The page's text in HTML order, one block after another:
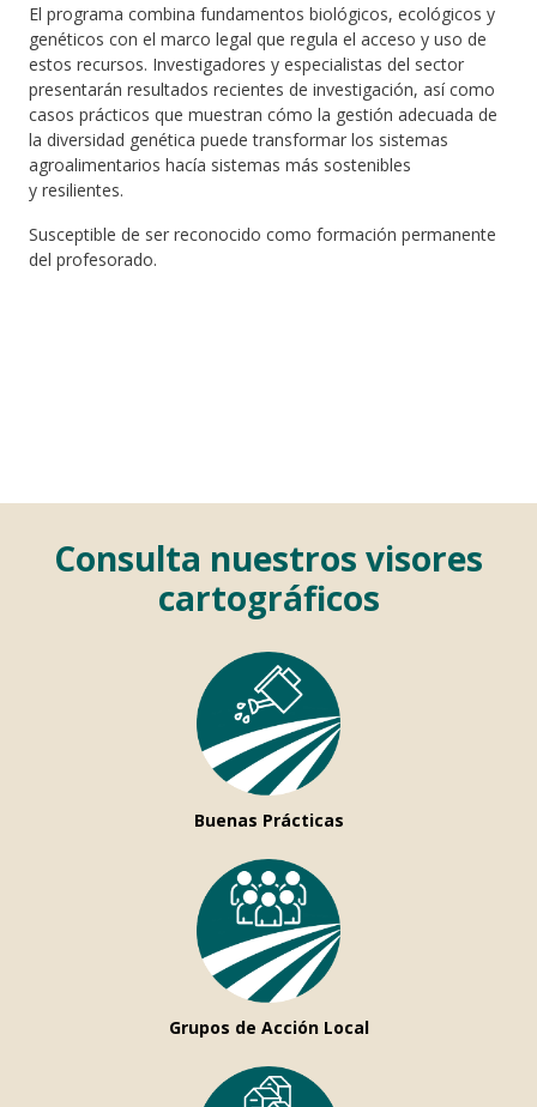
El programa combina fundamentos biológicos, ecológicos y
genéticos con el marco legal que regula el acceso y uso de
estos recursos. Investigadores y especialistas del sector
presentarán resultados recientes de investigación, así como
casos prácticos que muestran cómo la gestión adecuada de
la diversidad genética puede transformar los sistemas
agroalimentarios hacía sistemas más sostenibles
y resilientes.
Susceptible de ser reconocido como formación permanente
del profesorado.
Consulta nuestros visores
cartográficos
Buenas Prácticas
Grupos de Acción Local